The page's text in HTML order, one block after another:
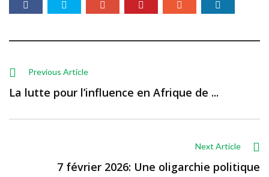
Previous Article
La lutte pour l’influence en Afrique de ...
Next Article
7 février 2026: Une oligarchie politique